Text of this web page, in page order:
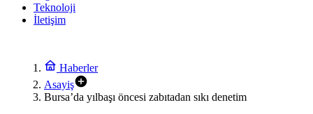
Teknoloji
İletişim
Haberler
Asayiş
Bursa’da yılbaşı öncesi zabıtadan sıkı denetim